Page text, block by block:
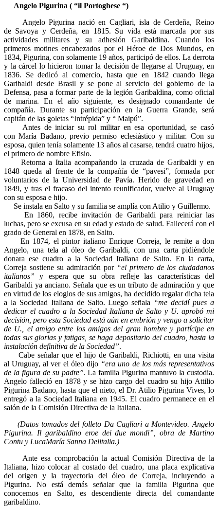
Angelo Pigurina ( “il Portoghese “)
Angelo Pigurina nació en Cagliari, isla de Cerdeña, Reino
de Savoya y Cerdeña, en 1815. Su vida está marcada por sus
actividades militares y su adhesión Garibaldina. Cuando los
primeros motines encabezados por el Héroe de Dos Mundos, en
1834, Pigurina, con solamente 19 años, participó de ellos. La derrota
y la cárcel lo hicieron tomar la decisión de llegarse al Uruguay, en
1836. Se dedicó al comercio, hasta que en 1842 cuando llega
Garibaldi desde Brasil y se pone al servicio del gobierno de la
Defensa, pasa a formar parte de la legión Garibaldina, como oficial
de marina. En el año siguiente, es designado comandante de
compañía. Durante su participación en la Guerra Grande, será
capitán de las goletas “Intrépida” y “ Maipú”.
Antes de iniciar su rol militar en esa oportunidad, se casó
con María Badano, previo permiso eclesiástico y militar. Con su
esposa, quien tenía solamente 13 años al casarse, tendrá cuatro hijos,
el primero de nombre Efisio.
Retorna a Italia acompañando la cruzada de Garibaldi y en
1848 queda al frente de la compañía de “pavesi”, formada por
voluntarios de la Universidad de Pavía. Herido de gravedad en
1849, y tras el fracaso del intento reunificador, vuelve al Uruguay
con su esposa e hijo.
Se instala en Salto y su familia se amplía con Atilio y Guillermo.
En 1860, recibe invitación de Garibaldi para reiniciar las
luchas, pero se excusa en su edad y estado de salud. Fallecerá con el
grado de General en 1878, en Salto.
En 1874, el pintor italiano Enrique Correja, le remite a don
Angelo, una tela al óleo de Garibaldi, con una carta pidiéndole
donara ese cuadro a la Sociedad Italiana de Salto. En la carta,
Correja sostiene su admiración por “el primero de los ciudadanos
italianos” y espera que su obra refleje las características del
Garibaldi ya anciano. Señala que es un tributo de admiración y que
en virtud de los elogios de sus amigos, ha decidido regalar dicha tela
a la Sociedad Italiana de Salto. Luego señala “me decidí pues a
dedicar el cuadro a la Sociedad Italiana de Salto y U. aprobó mi
decisión, pero esta Sociedad está aún en embrión y vengo a solicitar
de U., el amigo entre los amigos del gran hombre y partícipe en
todas sus glorias y fatigas, se haga depositario del cuadro, hasta la
instalación definitiva de la Sociedad”.
Cabe señalar que el hijo de Garibaldi, Richiotti, en una visita
al Uruguay, al ver el óleo dijo “era uno de los más representativos
de la figura de su padre”. La familia Pigurina mantuvo la custodia.
Angelo falleció en 1878 y se hizo cargo del cuadro su hijo Attilio
Pigurina Badano, hasta que el nieto, el Dr. Atilio Pigurina Vives, lo
entregó a la Sociedad Italiana en 1945. El cuadro permanece en el
salón de la Comisión Directiva de la Italiana.
(Datos tomados del folleto Da Cagliari a Montevideo. Angelo
Pigurina. Il garibaldino eroe dei due mondi”, obra de Martino
Contu y LucaMaría Sanna Delitalia.)
Ante esa comprobación la actual Comisión Directiva de la
Italiana, hizo colocar al costado del cuadro, una placa explicativa
del origen y la trayectoria del óleo de Correja, incluyendo a
Pigurina. No está demás señalar que la familia Pigurina que
conocemos en Salto, es descendiente directa del comandante
garibaldino.